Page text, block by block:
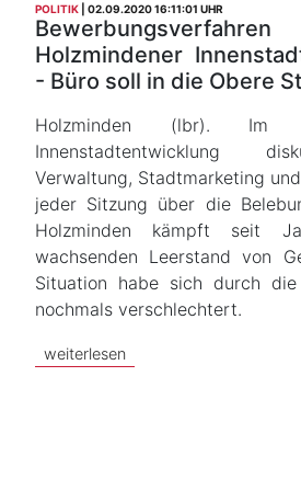
POLITIK 02.09.2020 16:11:01 UHR
Holzmindener
- Büro soll in die Obere
Holzminden (lbr). Im
Innenstadtentwicklung
Verwaltung, Stadtmarketing
jeder Sitzung über die
Holzminden kämpft seit
wachsenden Leerstand von
Situation habe sich durch die
nochmals verschlechtert.
weiterlesen